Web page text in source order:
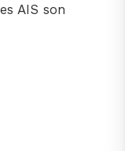
AIS son